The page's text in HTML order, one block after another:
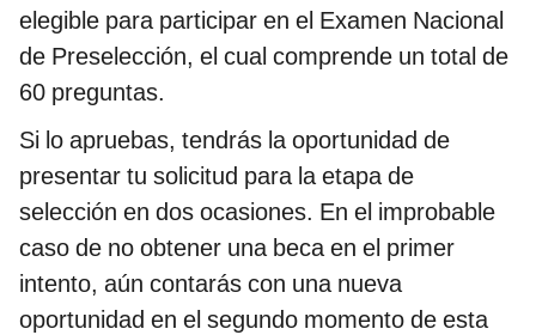
elegible para participar en el Examen Nacional
de Preselección, el cual comprende un total de
60 preguntas.
Si lo apruebas, tendrás la oportunidad de
presentar tu solicitud para la etapa de
selección en dos ocasiones. En el improbable
caso de no obtener una beca en el primer
intento, aún contarás con una nueva
oportunidad en el segundo momento de esta